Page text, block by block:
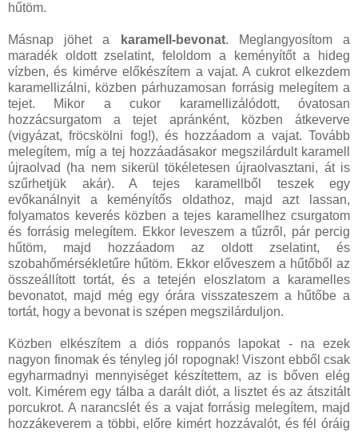
hűtöm.
Másnap jöhet a karamell-bevonat. Meglangyosítom a
maradék oldott zselatint, feloldom a keményítőt a hideg
vízben, és kimérve előkészítem a vajat. A cukrot elkezdem
karamellizálni, közben párhuzamosan forrásig melegítem a
tejet. Mikor a cukor karamellizálódott, óvatosan
hozzácsurgatom a tejet apránként, közben átkeverve
(vigyázat, fröcskölni fog!), és hozzáadom a vajat. Tovább
melegítem, míg a tej hozzáadásakor megszilárdult karamell
újraolvad (ha nem sikerül tökéletesen újraolvasztani, át is
szűrhetjük akár). A tejes karamellből teszek egy
evőkanálnyit a keményítős oldathoz, majd azt lassan,
folyamatos keverés közben a tejes karamellhez csurgatom
és forrásig melegítem. Ekkor leveszem a tűzről, pár percig
hűtöm, majd hozzáadom az oldott zselatint, és
szobahőmérsékletűre hűtöm. Ekkor előveszem a hűtőből az
összeállított tortát, és a tetején eloszlatom a karamelles
bevonatot, majd még egy órára visszateszem a hűtőbe a
tortát, hogy a bevonat is szépen megszilárduljon.
Közben elkészítem a diós roppanós lapokat - na ezek
nagyon finomak és tényleg jól ropognak! Viszont ebből csak
egyharmadnyi mennyiséget készítettem, az is bőven elég
volt. Kimérem egy tálba a darált diót, a lisztet és az átszitált
porcukrot. A narancslét és a vajat forrásig melegítem, majd
hozzákeverem a többi, előre kimért hozzávalót, és fél óráig